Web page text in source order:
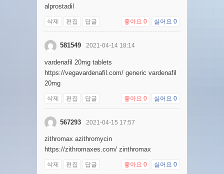
alprostadil
삭제 편집 답글 좋아요 0 싫어요 0
581549 2021-04-14 18:14
vardenafil 20mg tablets
https://vegavardenafil.com/ generic vardenafil
20mg
삭제 편집 답글 좋아요 0 싫어요 0
567293 2021-04-15 17:57
zithromax azithromycin
https://zithromaxes.com/ zinthromax
삭제 편집 답글 좋아요 0 싫어요 0